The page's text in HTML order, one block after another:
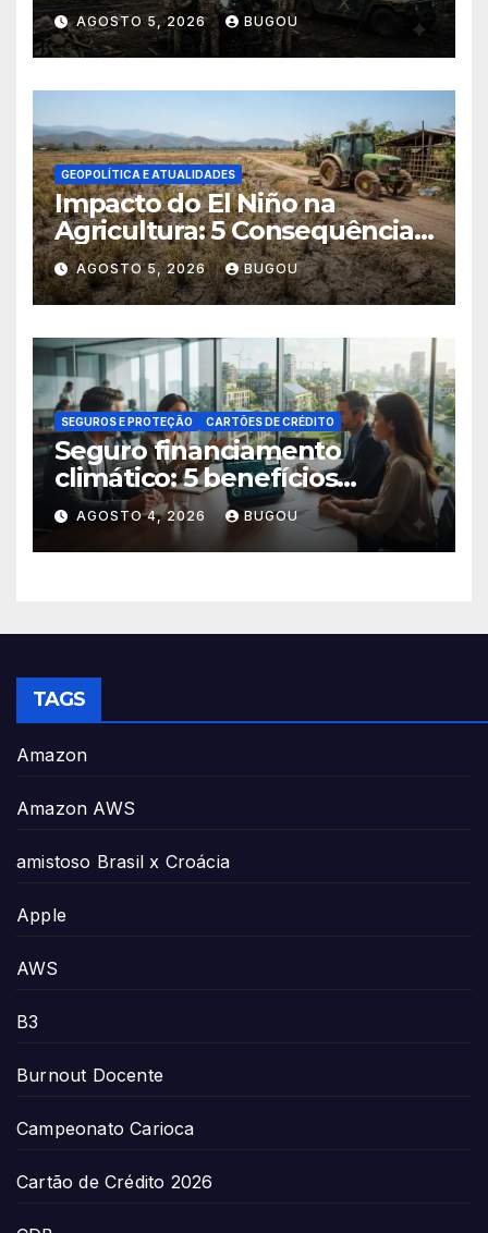
AGOSTO 5, 2026 BUGOU
GEOPOLÍTICA E ATUALIDADES
Impacto do El Niño na
Agricultura: 5 Consequências
Críticas
AGOSTO 5, 2026 BUGOU
SEGUROS E PROTEÇÃO CARTÕES DE CRÉDITO
Seguro financiamento
climático: 5 benefícios
essenciais
AGOSTO 4, 2026 BUGOU
TAGS
Amazon
Amazon AWS
amistoso Brasil x Croácia
Apple
AWS
B3
Burnout Docente
Campeonato Carioca
Cartão de Crédito 2026